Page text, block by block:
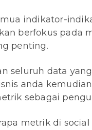
indikator-
berfokus pada
penting.
seluruh data
anda
sebagai
metrik di